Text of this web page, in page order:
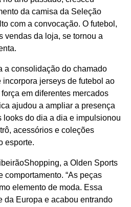
da camisa da Seleção
com a convocação. O futebol,
vendas da loja, se tornou a
a consolidação do chamado
incorpora jerseys de futebol ao
em diferentes mercados
ajudou a ampliar a presença
looks do dia a dia e impulsionou
acessórios e coleções
esporte.
a Olden Sports
comportamento. “As peças
elemento de moda. Essa
da Europa e acabou entrando